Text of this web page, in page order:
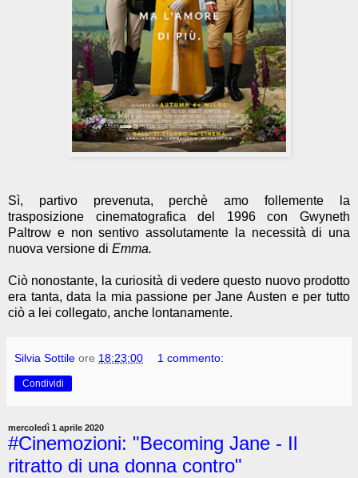
Sì, partivo prevenuta, perchè amo follemente la
trasposizione cinematografica del 1996 con Gwyneth
Paltrow e non sentivo assolutamente la necessità di una
nuova versione di Emma.
Ciò nonostante, la curiosità di vedere questo nuovo prodotto
era tanta, data la mia passione per Jane Austen e per tutto
ciò a lei collegato, anche lontanamente.
Silvia Sottile ore 18:23:00 1 commento:
Condividi
mercoledì 1 aprile 2020
#Cinemozioni: "Becoming Jane - Il
ritratto di una donna contro"